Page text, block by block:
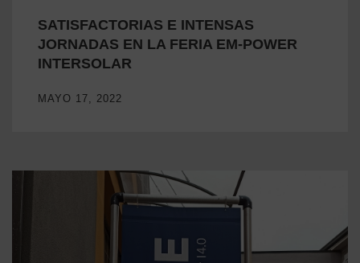
SATISFACTORIAS E INTENSAS
JORNADAS EN LA FERIA EM-POWER
INTERSOLAR
MAYO 17, 2022